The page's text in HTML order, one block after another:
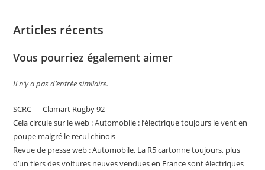
Articles récents
Vous pourriez également aimer
Il n’y a pas d’entrée similaire.
SCRC — Clamart Rugby 92
Cela circule sur le web : Automobile : l’électrique toujours le vent en
poupe malgré le recul chinois
Revue de presse web : Automobile. La R5 cartonne toujours, plus
d’un tiers des voitures neuves vendues en France sont électriques